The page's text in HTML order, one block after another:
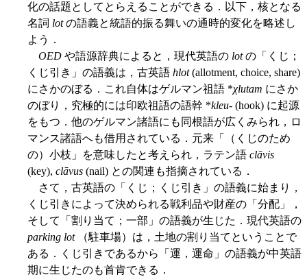
化の話題としてとらえることができる．以下，核となる
名詞 lotの語義と統語的振る舞いの通時的変化を略述し
よう．
OED や語源辞典によると，現代英語の lotの「くじ；
くじ引き」の語義は，古英語 hlot(allotment, choice, share)
にさかのぼる．これ自体はゲルマン祖語 *χlutam にさか
のぼり，究極的には印欧祖語の語幹 *kleu- (hook) に起源
をもつ．他のゲルマン諸語にも同根語が広くみられ，ロ
マンス諸語へも借用されている．元来「（くじのため
の）小枝」を意味したと考えられ，ラテン語 clāvis
(key), clāvus (nail) との関連も指摘されている．
さて，古英語の「くじ；くじ引き」の語義に始まり，
くじ引きによって決められる戦利品や財産の「分配」，
そして「割り当て；一部」の語義が生じた．現代英語の
parking lot（駐車場）は，土地の割り当てということで
ある．くじ引きであるから「運，運命」の語義が中英語
期に生じたのも首肯できる．